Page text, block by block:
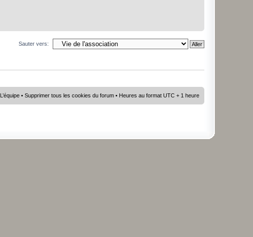
Sauter vers:
L’équipe • Supprimer tous les cookies du forum • Heures au format UTC + 1 heure